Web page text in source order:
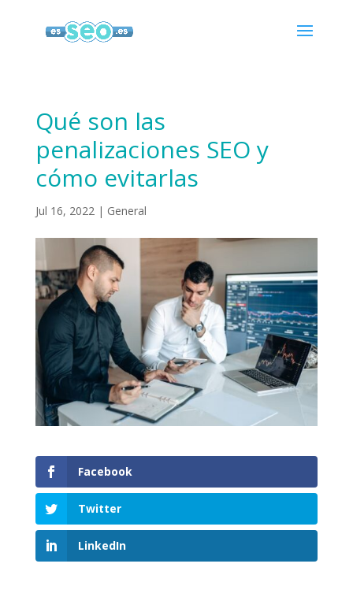
Qué son las
penalizaciones SEO y
cómo evitarlas
Jul 16, 2022| General
Facebook
Twitter
LinkedIn